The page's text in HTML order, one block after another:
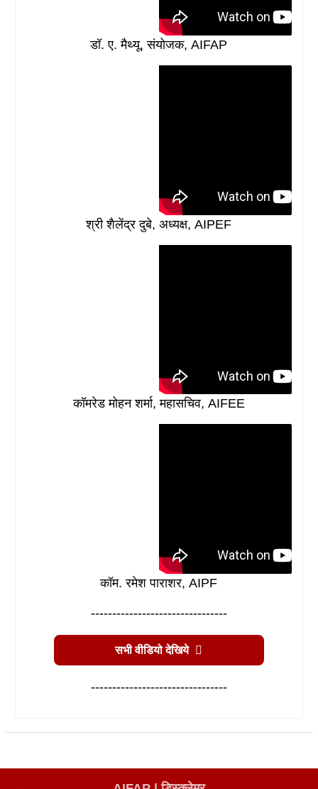
डॉ. ए. मैथ्यू, संयोजक, AIFAP
श्री शैलेंद्र दुबे, अध्यक्ष, AIPEF
कॉमरेड मोहन शर्मा, महासचिव, AIFEE
कॉम. रमेश पाराशर, AIPF
--------------------------------
सभी वीडियो देखिये
--------------------------------